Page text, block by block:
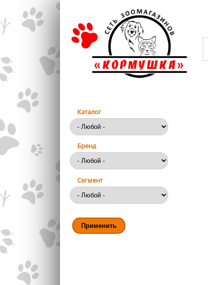
Перейти к основному содержанию
Каталог
Бренд
Сегмент